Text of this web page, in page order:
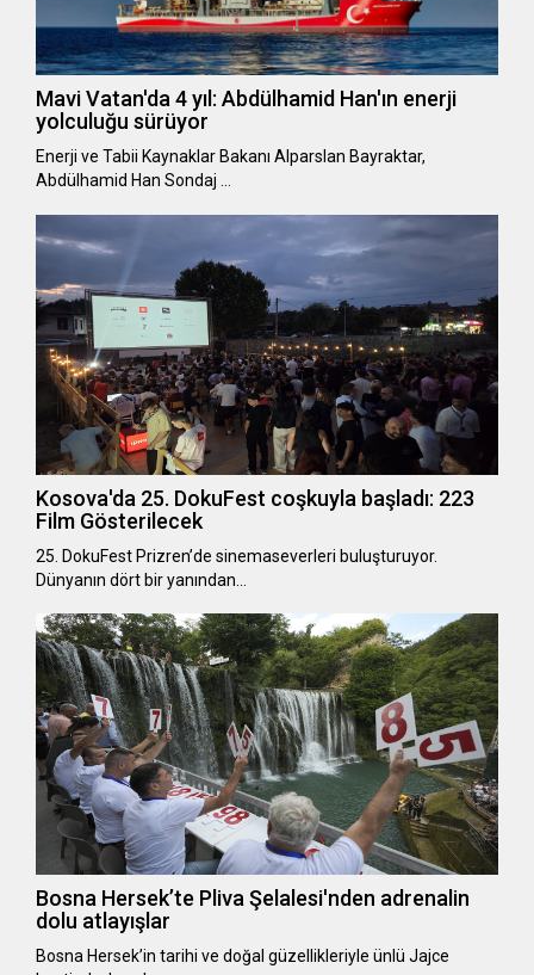
Mavi Vatan'da 4 yıl: Abdülhamid Han'ın enerji
yolculuğu sürüyor
Enerji ve Tabii Kaynaklar Bakanı Alparslan Bayraktar,
Abdülhamid Han Sondaj …
Kosova'da 25. DokuFest coşkuyla başladı: 223
Film Gösterilecek
25. DokuFest Prizren’de sinemaseverleri buluşturuyor.
Dünyanın dört bir yanından…
Bosna Hersek’te Pliva Şelalesi'nden adrenalin
dolu atlayışlar
Bosna Hersek’in tarihi ve doğal güzellikleriyle ünlü Jajce